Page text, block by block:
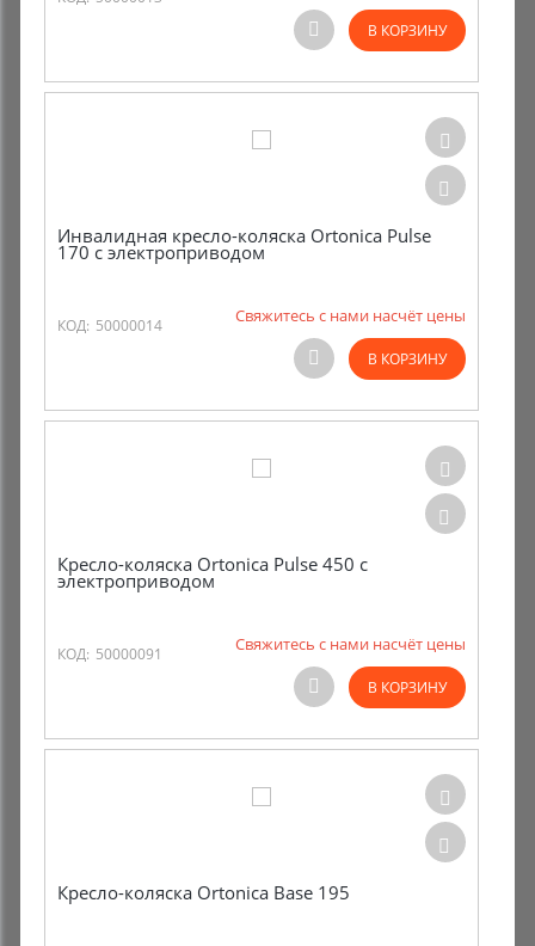
В КОРЗИНУ
Инвалидная кресло-коляска Ortonica Pulse
170 с электроприводом
КОД: 50000014 Свяжитесь с нами насчёт цены
В КОРЗИНУ
Кресло-коляска Ortonica Pulse 450 с
электроприводом
КОД: 50000091 Свяжитесь с нами насчёт цены
В КОРЗИНУ
Кресло-коляска Ortonica Base 195